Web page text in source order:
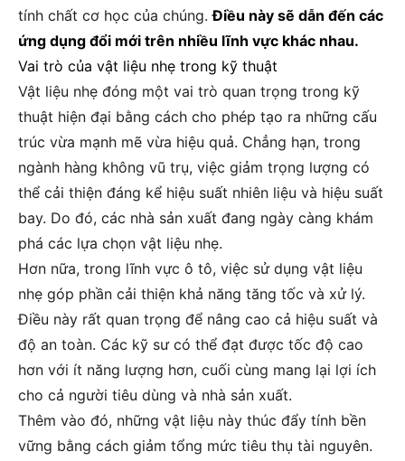
tính chất cơ học của chúng.Điều này sẽ dẫn đến các
ứng dụng đổi mới trên nhiều lĩnh vực khác nhau.
Vai trò của vật liệu nhẹ trong kỹ thuật
Vật liệu nhẹ đóng một vai trò quan trọng trong kỹ
thuật hiện đại bằng cách cho phép tạo ra những cấu
trúc vừa mạnh mẽ vừa hiệu quả. Chẳng hạn, trong
ngành hàng không vũ trụ, việc giảm trọng lượng có
thể cải thiện đáng kể hiệu suất nhiên liệu và hiệu suất
bay. Do đó, các nhà sản xuất đang ngày càng khám
phá các lựa chọn vật liệu nhẹ.
Hơn nữa, trong lĩnh vực ô tô, việc sử dụng vật liệu
nhẹ góp phần cải thiện khả năng tăng tốc và xử lý.
Điều này rất quan trọng để nâng cao cả hiệu suất và
độ an toàn. Các kỹ sư có thể đạt được tốc độ cao
hơn với ít năng lượng hơn, cuối cùng mang lại lợi ích
cho cả người tiêu dùng và nhà sản xuất.
Thêm vào đó, những vật liệu này thúc đẩy tính bền
vững bằng cách giảm tổng mức tiêu thụ tài nguyên.